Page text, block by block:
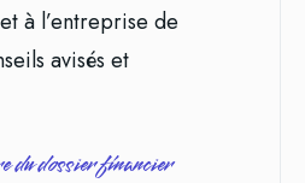
à l’entreprise de
avisés et
du dossier financier